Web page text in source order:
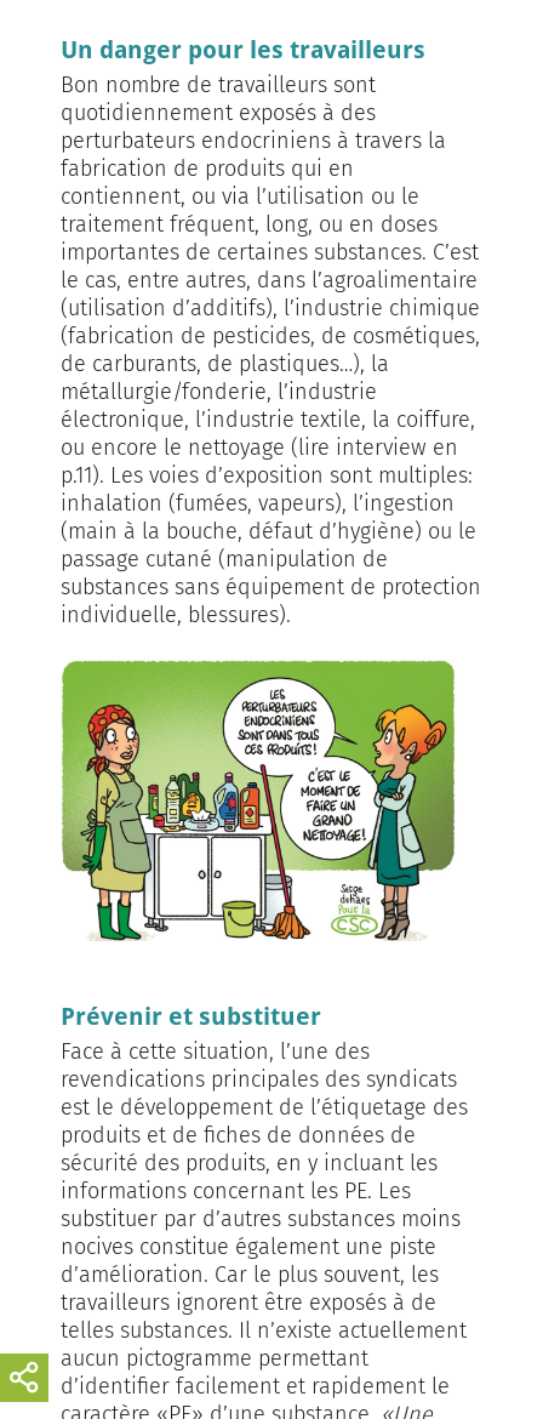
Un danger pour les travailleurs
Bon nombre de travailleurs sont
quotidiennement exposés à des
perturbateurs endocriniens à travers la
fabrication de produits qui en
contiennent, ou via l’utilisation ou le
traitement fréquent, long, ou en doses
importantes de certaines substances. C’est
le cas, entre autres, dans l’agroalimentaire
(utilisation d’additifs), l’industrie chimique
(fabrication de pesticides, de cosmétiques,
de carburants, de plastiques…), la
métallurgie/fonderie, l’industrie
électronique, l’industrie textile, la coiffure,
ou encore le nettoyage (lire interview en
p.11). Les voies d’exposition sont multiples:
inhalation (fumées, vapeurs), l’ingestion
(main à la bouche, défaut d’hygiène) ou le
passage cutané (manipulation de
substances sans équipement de protection
individuelle, blessures).
Prévenir et substituer
Face à cette situation, l’une des
revendications principales des syndicats
est le développement de l’étiquetage des
produits et de fiches de données de
sécurité des produits, en y incluant les
informations concernant les PE. Les
substituer par d’autres substances moins
nocives constitue également une piste
d’amélioration. Car le plus souvent, les
travailleurs ignorent être exposés à de
telles substances. Il n’existe actuellement
aucun pictogramme permettant
d’identifier facilement et rapidement le